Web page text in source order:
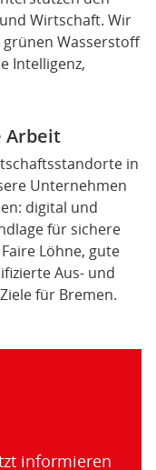
Wirtschaft. Wir
Wasserstoff
Intelligenz,
Arbeit
in
Unternehmen
digital und
für sichere
Löhne, gute
Aus- und
für Bremen.
informieren